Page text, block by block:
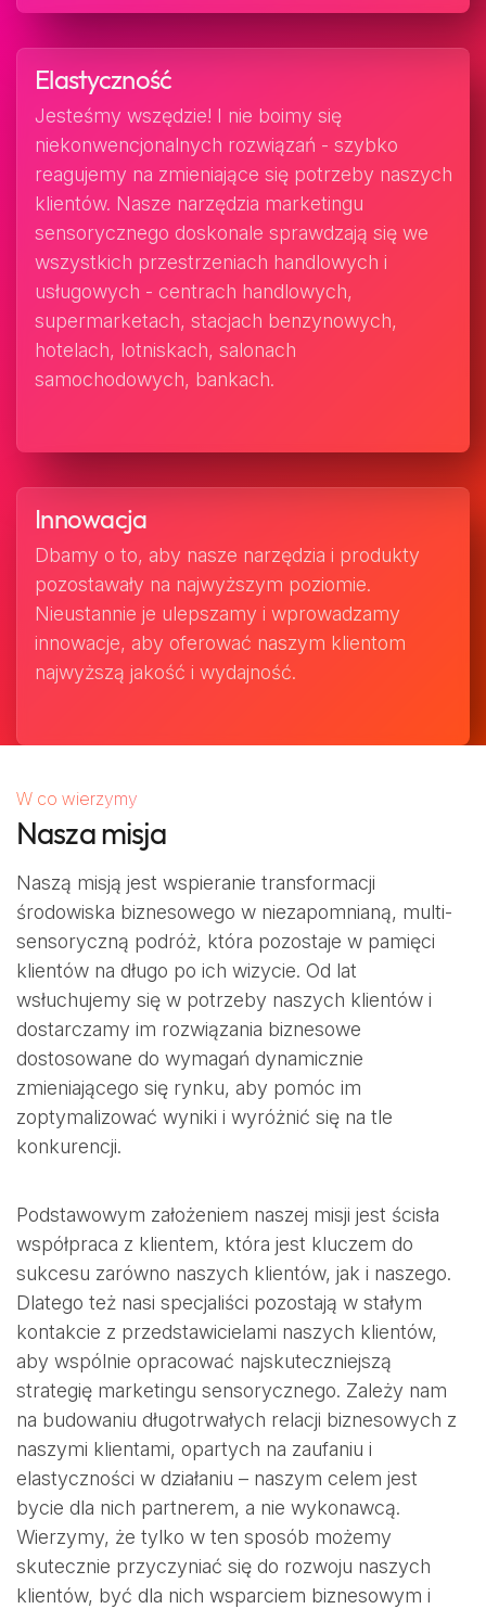
Elastyczność
Jesteśmy wszędzie! I nie boimy się
niekonwencjonalnych rozwiązań - szybko
reagujemy na zmieniające się potrzeby naszych
klientów. Nasze narzędzia marketingu
sensorycznego doskonale sprawdzają się we
wszystkich przestrzeniach handlowych i
usługowych - centrach handlowych,
supermarketach, stacjach benzynowych,
hotelach, lotniskach, salonach
samochodowych, bankach.
Innowacja
Dbamy o to, aby nasze narzędzia i produkty
pozostawały na najwyższym poziomie.
Nieustannie je ulepszamy i wprowadzamy
innowacje, aby oferować naszym klientom
najwyższą jakość i wydajność.
W co wierzymy
Nasza misja
Naszą misją jest wspieranie transformacji
środowiska biznesowego w niezapomnianą, multi-
sensoryczną podróż, która pozostaje w pamięci
klientów na długo po ich wizycie. Od lat
wsłuchujemy się w potrzeby naszych klientów i
dostarczamy im rozwiązania biznesowe
dostosowane do wymagań dynamicznie
zmieniającego się rynku, aby pomóc im
zoptymalizować wyniki i wyróżnić się na tle
konkurencji.
Podstawowym założeniem naszej misji jest ścisła
współpraca z klientem, która jest kluczem do
sukcesu zarówno naszych klientów, jak i naszego.
Dlatego też nasi specjaliści pozostają w stałym
kontakcie z przedstawicielami naszych klientów,
aby wspólnie opracować najskuteczniejszą
strategię marketingu sensorycznego. Zależy nam
na budowaniu długotrwałych relacji biznesowych z
naszymi klientami, opartych na zaufaniu i
elastyczności w działaniu – naszym celem jest
bycie dla nich partnerem, a nie wykonawcą.
Wierzymy, że tylko w ten sposób możemy
skutecznie przyczyniać się do rozwoju naszych
klientów, być dla nich wsparciem biznesowym i